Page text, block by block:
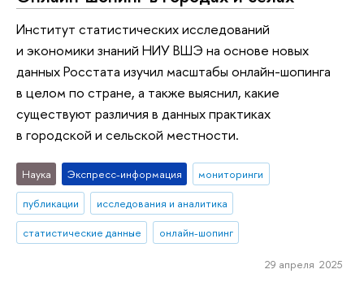
Институт статистических исследований
и экономики знаний НИУ ВШЭ на основе новых
данных Росстата изучил масштабы онлайн-шопинга
в целом по стране, а также выяснил, какие
существуют различия в данных практиках
в городской и сельской местности.
Наука Экспресс-информация
мониторинги
публикации
исследования и аналитика
статистические данные
онлайн-шопинг
29 апреля 2025